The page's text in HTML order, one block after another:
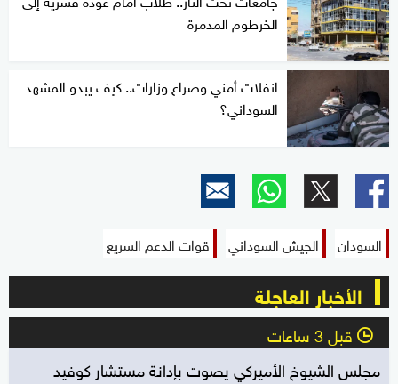
الخرطوم المدمرة
انفلات أمني وصراع وزارات.. كيف يبدو المشهد
السوداني؟
السودان الجيش السوداني قوات الدعم السريع
الأخبار العاجلة
l قبل 3 ساعات
مجلس الشيوخ الأميركي يصوت بإدانة مستشار كوفيد